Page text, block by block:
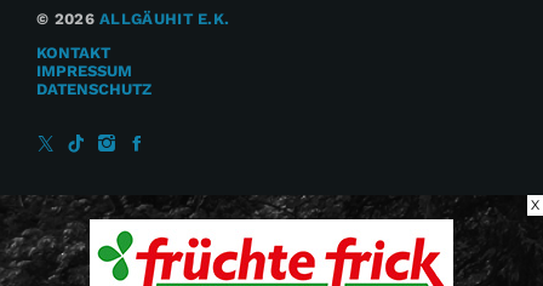
© 2026ALLGÄUHIT E.K.
KONTAKT
IMPRESSUM
DATENSCHUTZ
X